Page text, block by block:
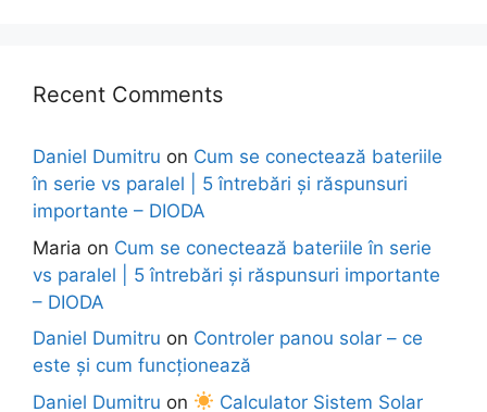
Recent Comments
Daniel Dumitru on Cum se conectează bateriile
în serie vs paralel | 5 întrebări și răspunsuri
importante – DIODA
Maria on Cum se conectează bateriile în serie
vs paralel | 5 întrebări și răspunsuri importante
– DIODA
Daniel Dumitru on Controler panou solar – ce
este și cum funcționează
Daniel Dumitru on Calculator Sistem Solar